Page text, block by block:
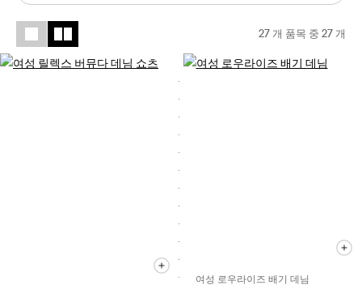
27 개 품목 중 27 개
여성 로우라이즈 배기 데님